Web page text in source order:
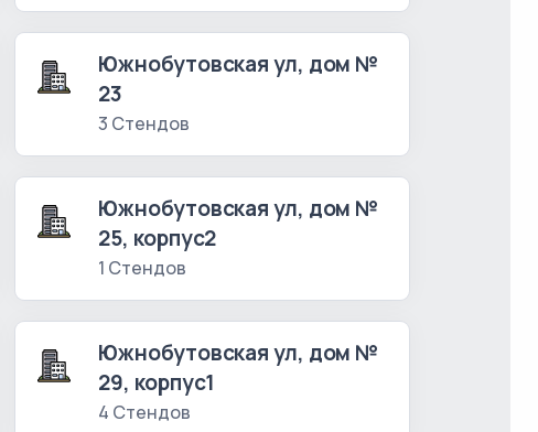
Южнобутовская ул, дом №
23
3 Стендов
Южнобутовская ул, дом №
25, корпус2
1 Стендов
Южнобутовская ул, дом №
29, корпус1
4 Стендов